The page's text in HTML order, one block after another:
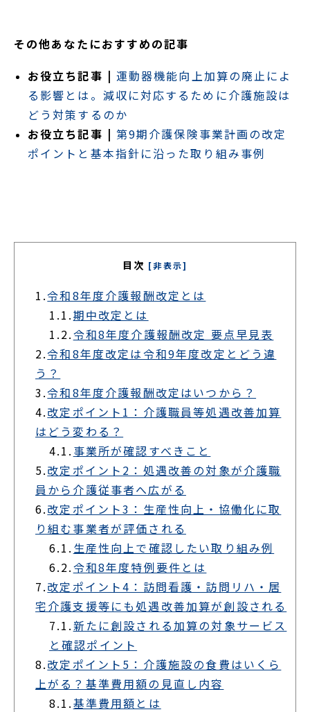
その他あなたにおすすめの記事
お役立ち記事 | 運動器機能向上加算の廃止によ
る影響とは。減収に対応するために介護施設は
どう対策するのか
お役立ち記事 | 第9期介護保険事業計画の改定
ポイントと基本指針に沿った取り組み事例
目次 [非表示]
1.令和8年度介護報酬改定とは
1.1.期中改定とは
1.2.令和8年度介護報酬改定 要点早見表
2.令和8年度改定は令和9年度改定とどう違
う？
3.令和8年度介護報酬改定はいつから？
4.改定ポイント1：介護職員等処遇改善加算
はどう変わる？
4.1. 事業所が確認すべきこと
5.改定ポイント2：処遇改善の対象が介護職
員から介護従事者へ広がる
6.改定ポイント3：生産性向上・協働化に取
り組む事業者が評価される
6.1. 生産性向上で確認したい取り組み例
6.2.令和8年度特例要件とは
7.改定ポイント4：訪問看護・訪問リハ・居
宅介護支援等にも処遇改善加算が創設される
7.1.新たに創設される加算の対象サービス
と確認ポイント
8.改定ポイント5：介護施設の食費はいくら
上がる？基準費用額の見直し内容
8.1.基準費用額とは